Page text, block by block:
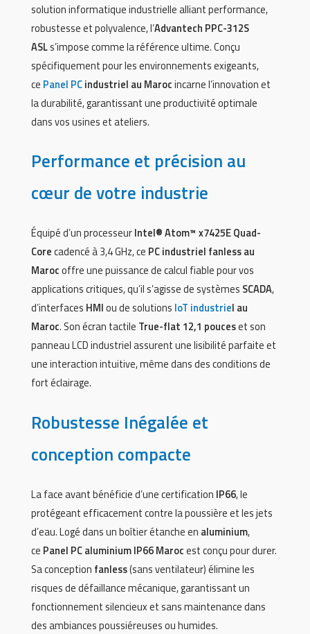
solution informatique industrielle alliant performance,
robustesse et polyvalence, l’Advantech PPC-312S
ASLs’impose comme la référence ultime. Conçu
spécifiquement pour les environnements exigeants,
ce Panel PCindustriel au Marocincarne l’innovation et
la durabilité, garantissant une productivité optimale
dans vos usines et ateliers.
Performance et précision au
cœur de votre industrie
Équipé d’un processeurIntel® Atom™ x7425E Quad-
Corecadencé à 3,4 GHz, ce PC industriel fanless au
Marocoffre une puissance de calcul fiable pour vos
applications critiques, qu’il s’agisse de systèmes SCADA,
d’interfaces HMIou de solutions IoT industriel au
Maroc. Son écran tactile True-flat 12,1 pouceset son
panneau LCD industriel assurent une lisibilité parfaite et
une interaction intuitive, même dans des conditions de
fort éclairage.
Robustesse Inégalée et
conception compacte
La face avant bénéficie d’une certification IP66, le
protégeant efficacement contre la poussière et les jets
d’eau. Logé dans un boîtier étanche en aluminium,
ce Panel PC aluminium IP66 Marocest conçu pour durer.
Sa conception fanless(sans ventilateur) élimine les
risques de défaillance mécanique, garantissant un
fonctionnement silencieux et sans maintenance dans
des ambiances poussiéreuses ou humides.